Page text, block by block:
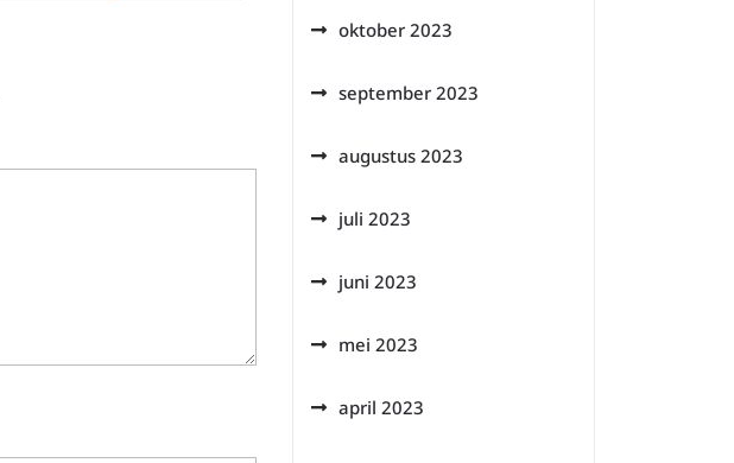
oktober 2023
september 2023
augustus 2023
juli 2023
juni 2023
mei 2023
april 2023